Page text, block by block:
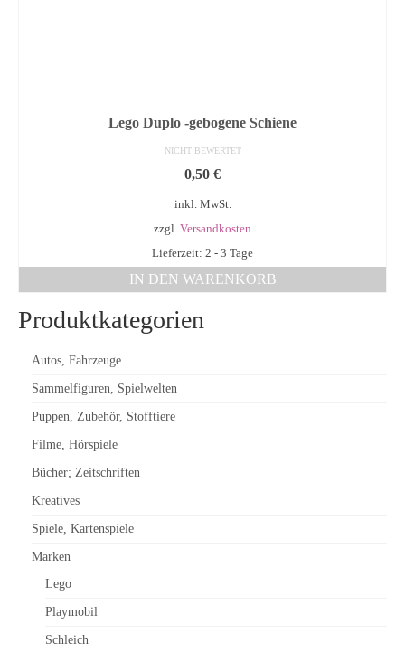
Lego Duplo -gebogene Schiene
NICHT BEWERTET
0,50 €
inkl. MwSt.
zzgl. Versandkosten
Lieferzeit: 2 - 3 Tage
IN DEN WARENKORB
Produktkategorien
Autos, Fahrzeuge
Sammelfiguren, Spielwelten
Puppen, Zubehör, Stofftiere
Filme, Hörspiele
Bücher; Zeitschriften
Kreatives
Spiele, Kartenspiele
Marken
Lego
Playmobil
Schleich